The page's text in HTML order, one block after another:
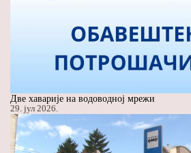
Две хаварије на водоводној мрежи
29. јул 2026.